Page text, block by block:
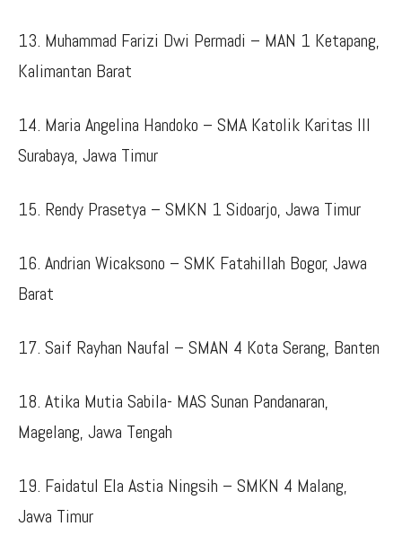
13. Muhammad Farizi Dwi Permadi – MAN 1 Ketapang,
Kalimantan Barat
14. Maria Angelina Handoko – SMA Katolik Karitas III
Surabaya, Jawa Timur
15. Rendy Prasetya – SMKN 1 Sidoarjo, Jawa Timur
16. Andrian Wicaksono – SMK Fatahillah Bogor, Jawa
Barat
17. Saif Rayhan Naufal – SMAN 4 Kota Serang, Banten
18. Atika Mutia Sabila- MAS Sunan Pandanaran,
Magelang, Jawa Tengah
19. Faidatul Ela Astia Ningsih – SMKN 4 Malang,
Jawa Timur